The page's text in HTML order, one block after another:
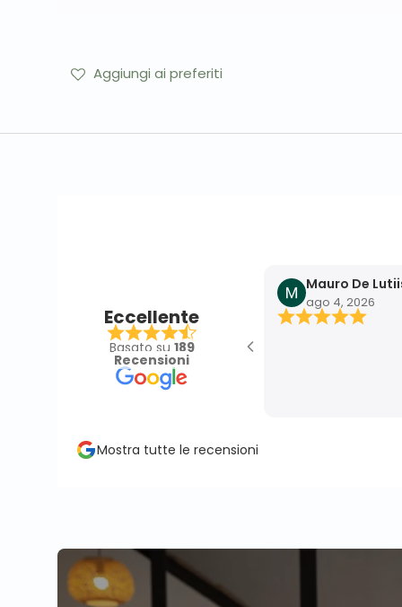
Aggiungi ai preferiti
Eccellente
Basato su 189
Recensioni
Mauro De
ago 4, 2026
Mostra tutte le recensioni